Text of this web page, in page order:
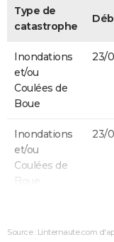
Type de
catastrophe
Inondations
et/ou
Coulées de
Boue
23/
Inondations
et/ou
Coulées de
Boue
23/
et/ou
06/
Source : Linternaute.com